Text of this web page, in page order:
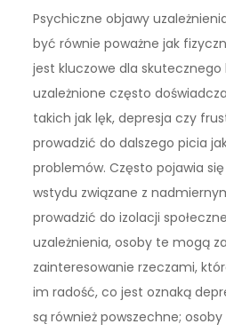
Psychiczne objawy
być równie poważne jak
jest kluczowe dla skutecznego
uzależnione często
takich jak lęk, depresja czy
prowadzić do dalszego picia
problemów. Często pojawia
wstydu związane z
prowadzić do izolacji
uzależnienia, osoby te mogą
zainteresowanie rzeczami,
im radość, co jest oznaką
są również powszechne;